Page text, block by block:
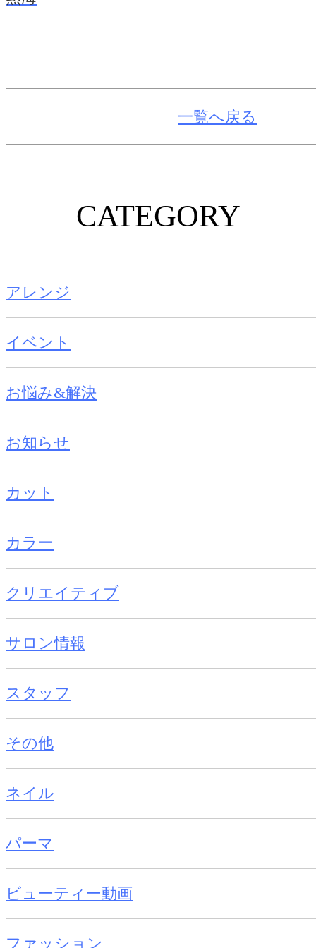
一覧へ戻る
CATEGORY
アレンジ
イベント
お悩み&解決
お知らせ
カット
カラー
クリエイティブ
サロン情報
スタッフ
その他
ネイル
パーマ
ビューティー動画
ファッション